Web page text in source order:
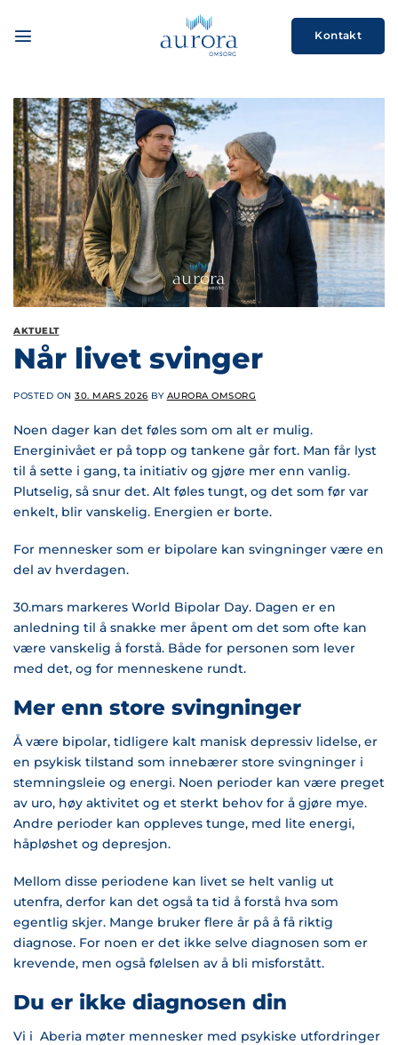
Kontakt
AKTUELT
Når livet svinger
POSTED ON30. MARS 2026 BY AURORA OMSORG
Noen dager kan det føles som om alt er mulig.
Energinivået er på topp og tankene går fort. Man får lyst
til å sette i gang, ta initiativ og gjøre mer enn vanlig.
Plutselig, så snur det. Alt føles tungt, og det som før var
enkelt, blir vanskelig. Energien er borte.
For mennesker som er bipolare kan svingninger være en
del av hverdagen.
30.mars markeres World Bipolar Day. Dagen er en
anledning til å snakke mer åpent om det som ofte kan
være vanskelig å forstå. Både for personen som lever
med det, og for menneskene rundt.
Mer enn store svingninger
Å være bipolar, tidligere kalt manisk depressiv lidelse, er
en psykisk tilstand som innebærer store svingninger i
stemningsleie og energi. Noen perioder kan være preget
av uro, høy aktivitet og et sterkt behov for å gjøre mye.
Andre perioder kan oppleves tunge, med lite energi,
håpløshet og depresjon.
Mellom disse periodene kan livet se helt vanlig ut
utenfra, derfor kan det også ta tid å forstå hva som
egentlig skjer. Mange bruker flere år på å få riktig
diagnose. For noen er det ikke selve diagnosen som er
krevende, men også følelsen av å bli misforstått.
Du er ikke diagnosen din
Vi i Aberia møter mennesker med psykiske utfordringer